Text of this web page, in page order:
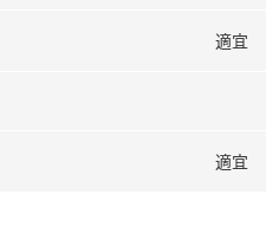
適宜
適宜